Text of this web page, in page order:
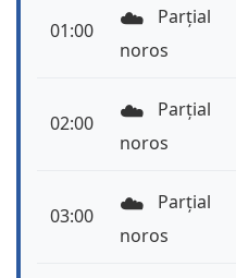
01:00 ☁️
Parțial
noros
02:00 ☁️
Parțial
noros
03:00 ☁️
Parțial
noros